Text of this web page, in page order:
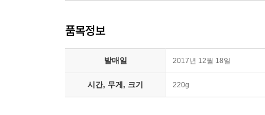
품목정보
발매일 2017년 12월 18일
시간, 무게, 크기 220g